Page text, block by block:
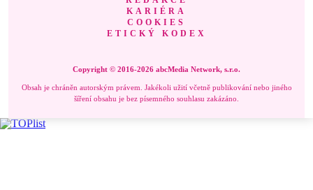
KARIÉRA
COOKIES
ETICKÝ KODEX
Copyright © 2016-2026 abcMedia Network, s.r.o.
Obsah je chráněn autorským právem. Jakékoli užití včetně publikování nebo jiného
šíření obsahu je bez písemného souhlasu zakázáno.